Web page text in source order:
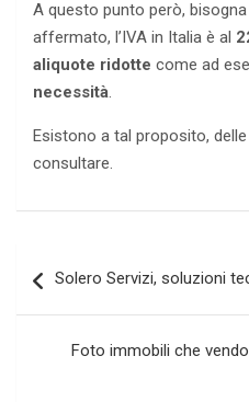
A questo punto però,
affermato, l’IVA in Italia è al
aliquote ridotte come ad
necessità.
Esistono a tal proposito,
consultare.
articoli
Solero Servizi, soluzioni
Foto immobili che